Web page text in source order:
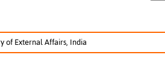
of External Affairs, India